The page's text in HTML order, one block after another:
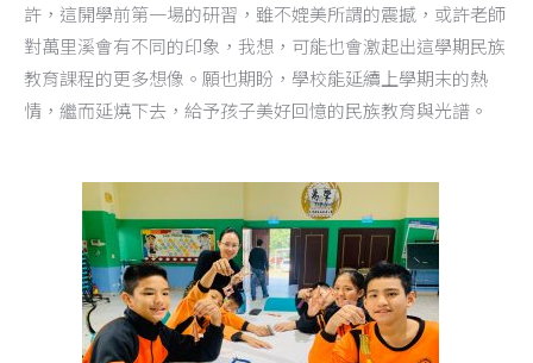
許，這開學前第一場的研習，雖不媲美所謂的震撼，或許老師
對萬里溪會有不同的印象，我想，可能也會激起出這學期民族
教育課程的更多想像。願也期盼，學校能延續上學期末的熱
情，繼而延燒下去，給予孩子美好回憶的民族教育與光譜。